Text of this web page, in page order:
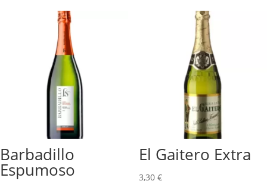
Barbadillo
Espumoso
El Gaitero Extra
3,30 €